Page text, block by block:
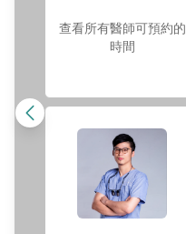
查看所有醫師可預約的
時間